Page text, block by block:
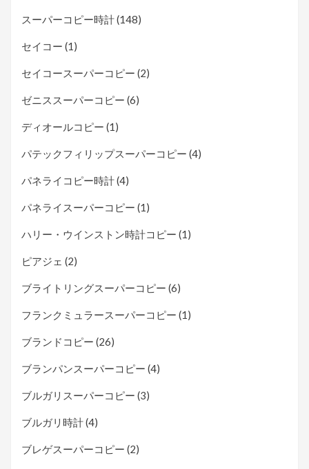
スーパーコピー時計(148)
セイコー (1)
セイコースーパーコピー (2)
ゼニススーパーコピー (6)
ディオールコピー (1)
パテックフィリップスーパーコピー (4)
パネライコピー時計(4)
パネライスーパーコピー (1)
ハリー・ウインストン時計コピー (1)
ピアジェ (2)
ブライトリングスーパーコピー (6)
フランクミュラースーパーコピー (1)
ブランドコピー (26)
ブランパンスーパーコピー (4)
ブルガリスーパーコピー (3)
ブルガリ時計(4)
ブレゲスーパーコピー (2)